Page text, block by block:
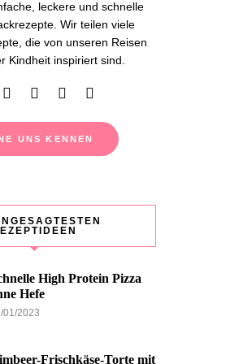
leckere und schnelle
Wir teilen viele
die von unseren Reisen
Kindheit inspiriert sind.
UNS KENNEN
High Protein Pizza
Hefe
01/2023
Frischkäse-Torte mit